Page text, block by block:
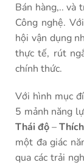
Bán hàng,.. và
Công nghệ.
hội vận dụng
thực tế, rút
chính thức.
Với hình mục
5 mảnh năng
Thái độ–
một đa giác
qua các trải